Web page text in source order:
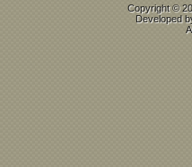
Copyright ©
Developed